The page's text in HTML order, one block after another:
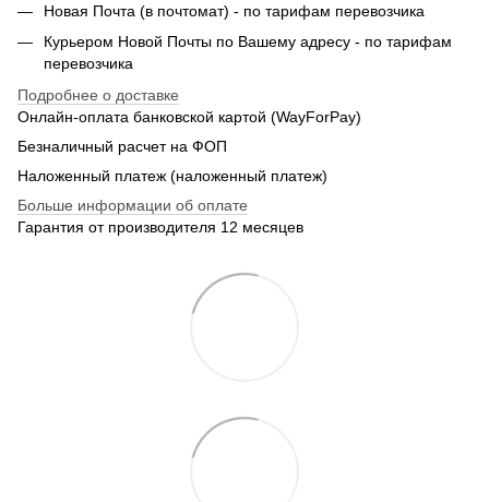
Новая Почта (в почтомат) - по тарифам перевозчика
Курьером Новой Почты по Вашему адресу - по тарифам
перевозчика
Подробнее о доставке
Онлайн-оплата банковской картой (WayForPay)
Безналичный расчет на ФОП
Наложенный платеж (наложенный платеж)
Больше информации об оплате
Гарантия от производителя 12 месяцев